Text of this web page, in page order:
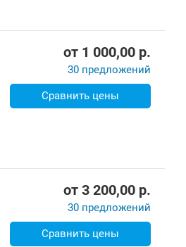
от 1 000,00 p.
30 предложений
Сравнить цены
от 3 200,00 p.
30 предложений
Сравнить цены